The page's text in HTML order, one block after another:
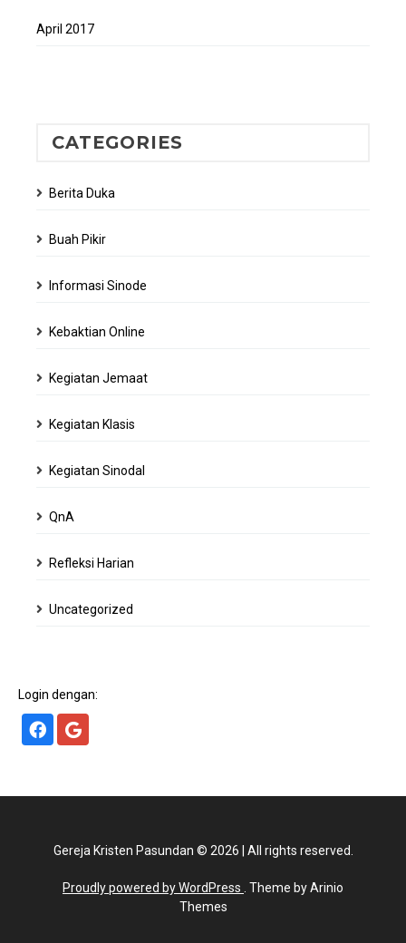
April 2017
CATEGORIES
Berita Duka
Buah Pikir
Informasi Sinode
Kebaktian Online
Kegiatan Jemaat
Kegiatan Klasis
Kegiatan Sinodal
QnA
Refleksi Harian
Uncategorized
Login dengan:
Gereja Kristen Pasundan © 2026 | All rights reserved.
Proudly powered by WordPress
. Theme by Arinio
Themes